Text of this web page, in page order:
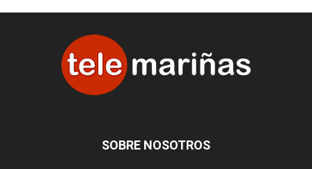
SOBRE NOSOTROS